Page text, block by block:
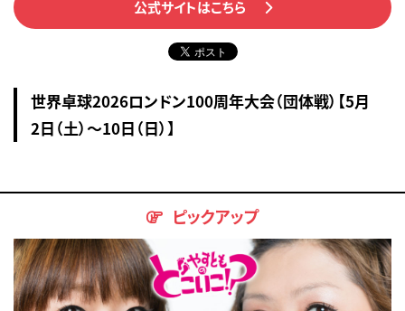
公式サイトはこちら
世界卓球2026ロンドン100周年大会（団体戦）【5月
2日（土）〜10日（日）】
ピックアップ